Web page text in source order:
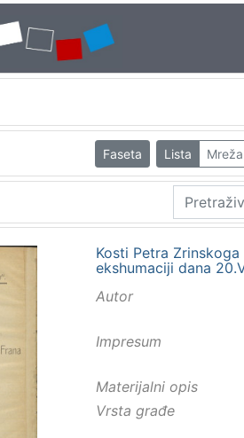
Faseta Lista Mreža
Kosti Petra
ekshumaciji dana
Autor
Impresum
Materijalni opis
Vrsta građe